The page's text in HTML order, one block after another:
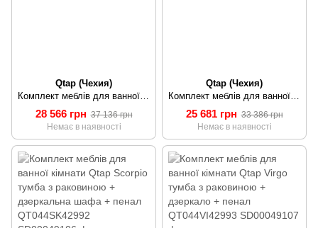
Qtap (Чехия)
28 566 грн 37 136 грн
Немає в наявності
Qtap (Чехия)
25 681 грн 33 386 грн
Немає в наявності